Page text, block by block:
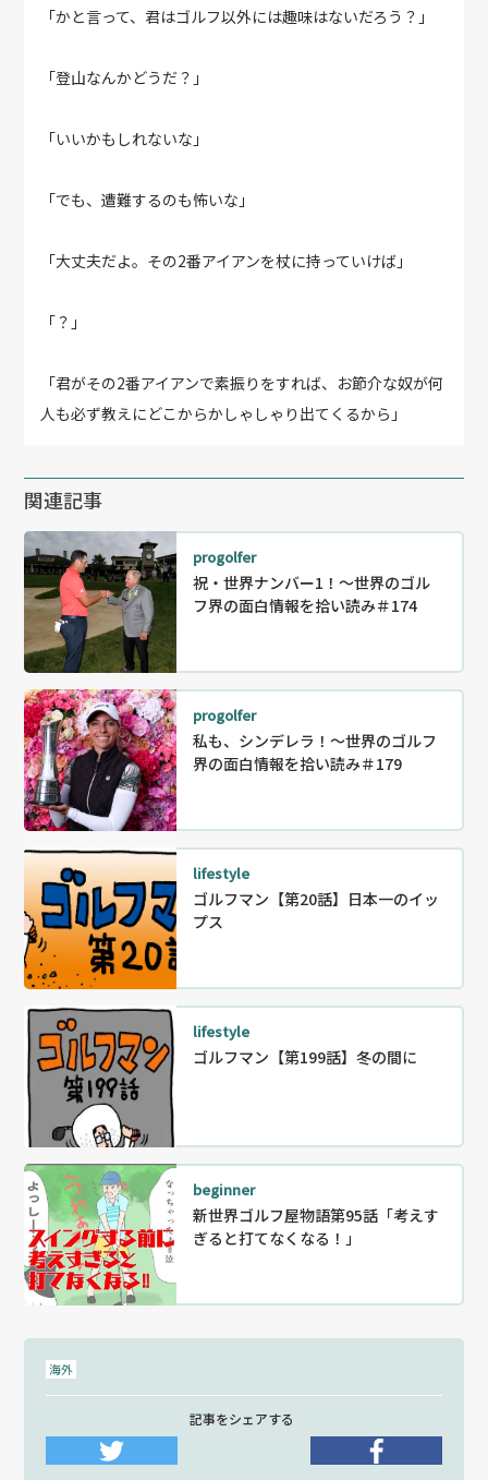
「かと言って、君はゴルフ以外には趣味はないだろう？」
「登山なんかどうだ？」
「いいかもしれないな」
「でも、遭難するのも怖いな」
「大丈夫だよ。その2番アイアンを杖に持っていけば」
「？」
「君がその2番アイアンで素振りをすれば、お節介な奴が何
人も必ず教えにどこからかしゃしゃり出てくるから」
関連記事
progolfer
祝・世界ナンバー1！～世界のゴル
フ界の面白情報を拾い読み＃174
progolfer
私も、シンデレラ！～世界のゴルフ
界の面白情報を拾い読み＃179
lifestyle
ゴルフマン【第20話】日本一のイッ
プス
lifestyle
ゴルフマン【第199話】冬の間に
beginner
新世界ゴルフ屋物語第95話「考えす
ぎると打てなくなる！」
海外
記事をシェアする